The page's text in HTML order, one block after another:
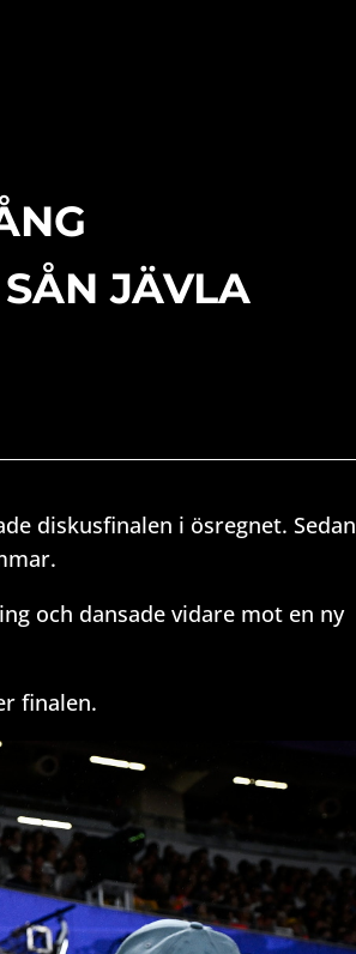
JÄVLA
diskusfinalen i ösregnet. Sedan
och dansade vidare mot en ny
finalen.